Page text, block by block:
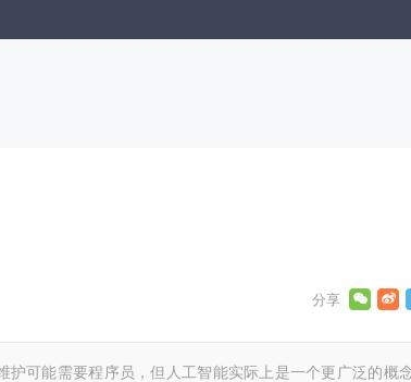
护可能需要程序员，但人工智能实际上是一个更广泛的概